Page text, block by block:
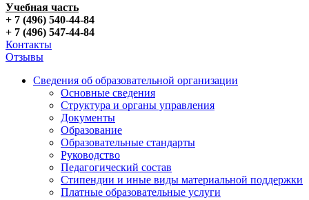
Учебная часть
+ 7 (496) 540-44-84
+ 7 (496) 547-44-84
Контакты
Отзывы
Сведения об образовательной организации
Основные сведения
Структура и органы управления
Документы
Образование
Образовательные стандарты
Руководство
Педагогический состав
Стипендии и иные виды материальной поддержки
Платные образовательные услуги